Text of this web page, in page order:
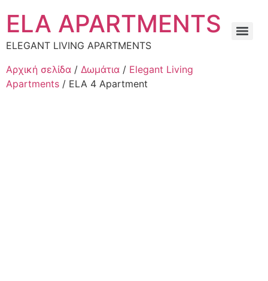
περιεχόμενο
ELA APARTMENTS
ELEGANT LIVING APARTMENTS
Αρχική σελίδα / Δωμάτια / Elegant Living
Apartments / ELA 4 Apartment